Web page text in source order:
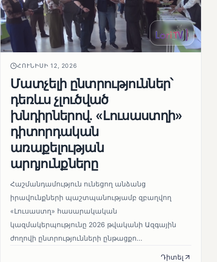
ՀՈՒՆԻՍԻ 12, 2026
Մատչելի ընտրություններ՝
դեռևս չլուծված
խնդիրներով. «Լուսաստղի»
դիտորդական
առաքելության
արդյունքները
Հաշմանդամություն ունեցող անձանց
իրավունքների պաշտպանությամբ զբաղվող
«Լուսաստղ» հասարակական
կազմակերպությունը 2026 թվականի Ազգային
ժողովի ընտրությունների ընթացքո...
Դիտել